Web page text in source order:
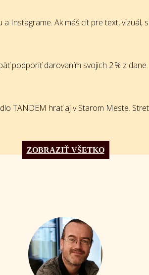
Ak máš cit pre text, vizuál,
podporiť darovaním svojich 2 % z
TANDEM hrať aj v Starom Meste.
ZOBRAZIŤ VŠETKO